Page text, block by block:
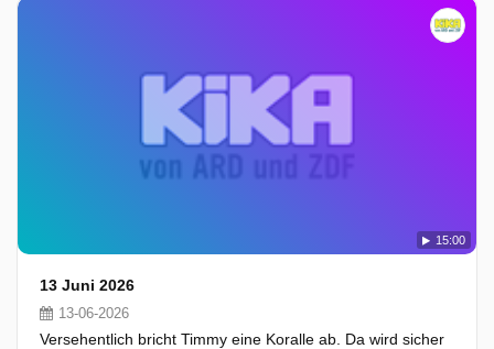
15:00
13 Juni 2026
13-06-2026
Versehentlich bricht Timmy eine Koralle ab. Da wird sicher